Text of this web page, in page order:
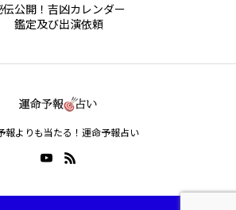
伝公開！吉凶カレンダー
鑑定及び出演依頼
報よりも当たる！運命予報占い